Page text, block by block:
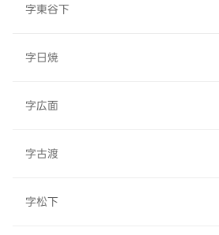
字東谷下
字日焼
字広面
字古渡
字松下